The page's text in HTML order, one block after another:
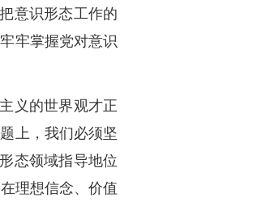
意识形态工作的
牢掌握党对意识
义的世界观才正
上，我们必须坚
态领域指导地位
理想信念、价值